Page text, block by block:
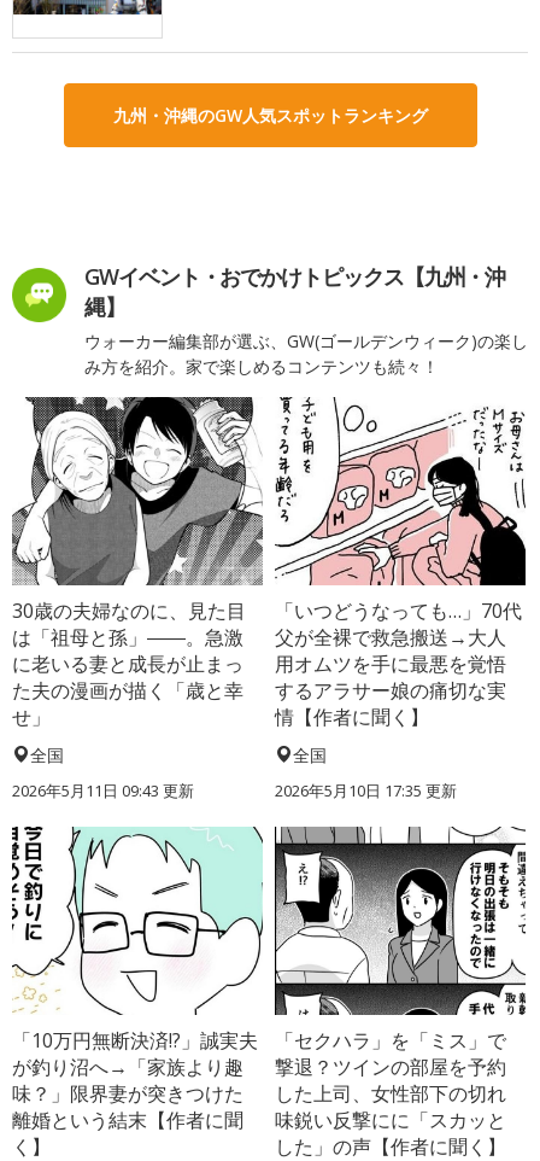
九州・沖縄のGW人気スポットランキング
GWイベント・おでかけトピックス【九州・沖
縄】
ウォーカー編集部が選ぶ、GW(ゴールデンウィーク)の楽し
み方を紹介。家で楽しめるコンテンツも続々！
30歳の夫婦なのに、見た目
は「祖母と孫」――。急激
に老いる妻と成長が止まっ
た夫の漫画が描く「歳と幸
せ」
全国
2026年5月11日 09:43 更新
「いつどうなっても…」70代
父が全裸で救急搬送→大人
用オムツを手に最悪を覚悟
するアラサー娘の痛切な実
情【作者に聞く】
全国
2026年5月10日 17:35 更新
「10万円無断決済!?」誠実夫
が釣り沼へ→「家族より趣
味？」限界妻が突きつけた
離婚という結末【作者に聞
く】
「セクハラ」を「ミス」で
撃退？ツインの部屋を予約
した上司、女性部下の切れ
味鋭い反撃にに「スカッと
した」の声【作者に聞く】